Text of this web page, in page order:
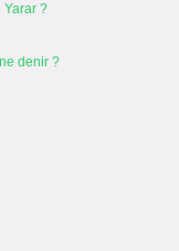
Yarar ?
denir ?